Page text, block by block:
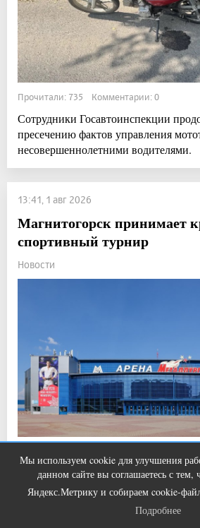
Прочитали: 735 Комментарии: 0
Сотрудники Госавтоинспекции
пресечению фактов управления
несовершеннолетними водителями.
13:41, 1 авг 2026
Магнитогорск принимает
спортивный турнир
Новости
В город приехали лучшие
Мы используем cookie для улучшения
данном сайте вы соглашаетесь с
Яндекс.Метрику и собираем cookie-
Подробнее
Ролик из Омска:
долго
Подробнее